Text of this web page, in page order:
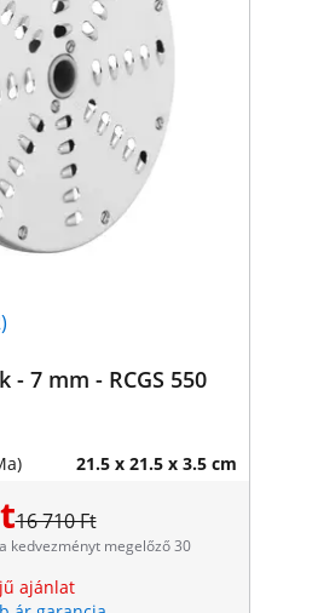
7 mm - RCGS 550
21.5 x 21.5 x 3.5 cm
16 710 Ft
kedvezményt megelőző 30
ajánlat